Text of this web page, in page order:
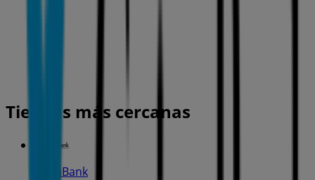
Tiendas más cercanas
CaixaBank